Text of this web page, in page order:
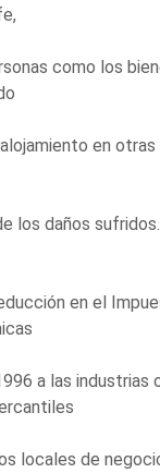
como los
en otras
los daños sufridos.
en el
a las industrias
locales de